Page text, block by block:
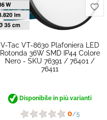
V-Tac VT-8630 Plafoniera LED
Rotonda 36W SMD IP44 Colore
Nero - SKU 76391 / 76401 /
76411
Disponibile in più varianti
0/5